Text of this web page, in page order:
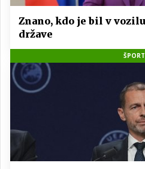
Znano, kdo je bil v
države
ŠPORT